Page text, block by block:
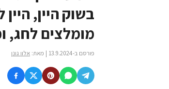
בשוק היין,
מומלצים לחג,
פורסם ב-13.9.2024 | מאת: אלון גונן